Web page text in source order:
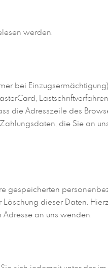
werden.
bei
die Adresszeile des
die Sie an
gespeicherten
dieser Daten.
an uns wenden.